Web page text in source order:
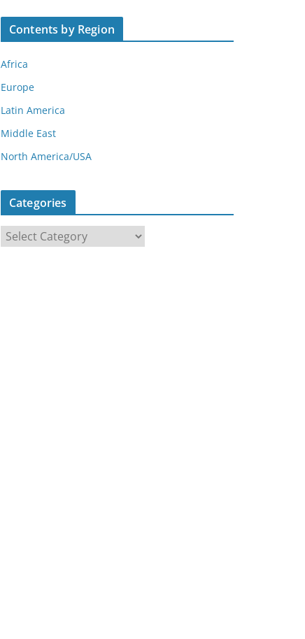
Contents by Region
Africa
Europe
Latin America
Middle East
North America/USA
Categories